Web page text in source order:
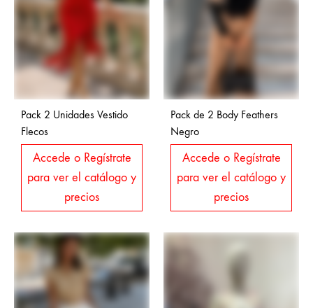
Pack 2 Unidades Vestido
Flecos
Accede o Regístrate
para ver el catálogo y
precios
Pack de 2 Body Feathers
Negro
Accede o Regístrate
para ver el catálogo y
precios